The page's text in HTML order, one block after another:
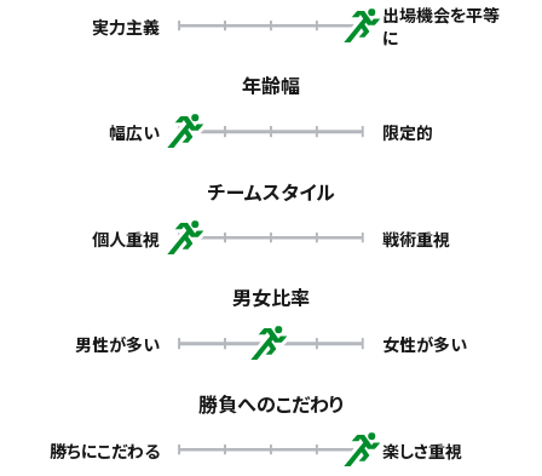
実力主義
出場機会を平等
に
年齢幅
幅広い 限定的
チームスタイル
個人重視 戦術重視
男女比率
男性が多い 女性が多い
勝負へのこだわり
勝ちにこだわる 楽しさ重視